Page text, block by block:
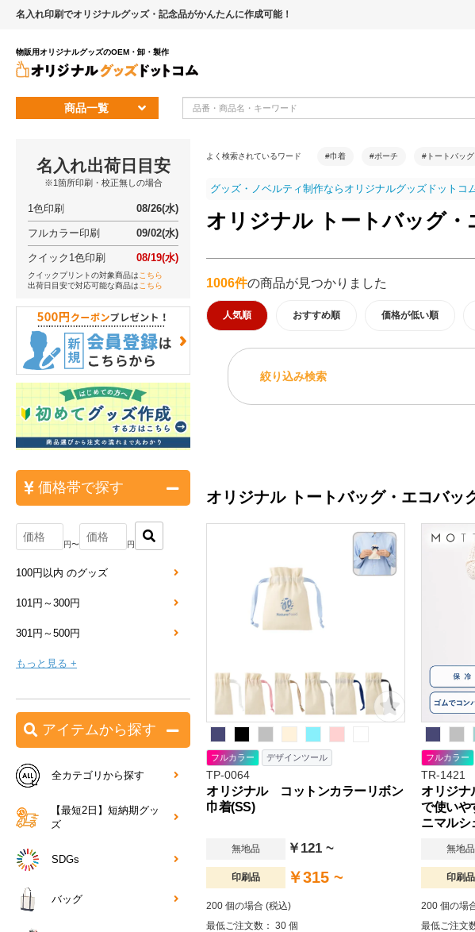
名入れ印刷でオリジナルグッズ・記念品がかんたんに作成可能！
物販用オリジナルグッズのOEM・卸・製作
商品一覧
よく検索されているワード #巾着 #ポーチ #トートバッグ
グッズ・ノベルティ制作ならオリジナルグッズドットコ
オリジナル トートバッグ・
1006件の商品が見つかりました
人気順 おすすめ順 価格が低い順
絞り込み検索
オリジナル トートバッグ・エコバッ
フルカラー デザインツール
TP-0064
オリジナル コットンカラーリボン
巾着(SS)
無地品 ￥121 ~
印刷品 ￥315 ~
200 個の場合 (税込)
最低ご注文数： 30 個
フルカラー
TR-1421
オリジ
で使いや
ニマルシ
無地品
印刷品
200 個の場
最低ご注文
名入れ出荷日目安
※1箇所印刷・校正無しの場合
1色印刷 08/26(水)
フルカラー印刷 09/02(水)
クイック1色印刷 08/19(水)
クイックプリントの対象商品は こちら
出荷日目安で対応可能な商品は こちら
価格帯で探す
円〜 円
100円以内 のグッズ
101円～300円
301円～500円
もっと見る +
アイテムから探す
全カテゴリから探す
【最短2日】短納期グッ
ズ
SDGs
バッグ